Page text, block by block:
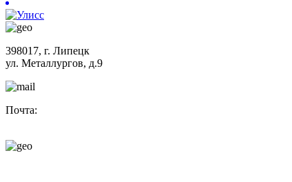
398017, г. Липецк
ул. Металлургов, д.9
Почта: